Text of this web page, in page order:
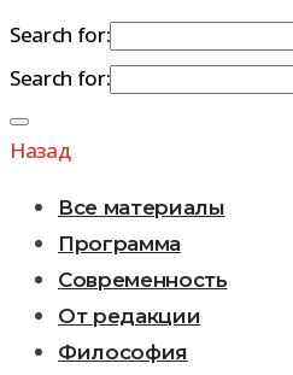
Search for:
Search for:
Перейти
к
Назад
Все материалы
Программа
Современность
От редакции
Философия